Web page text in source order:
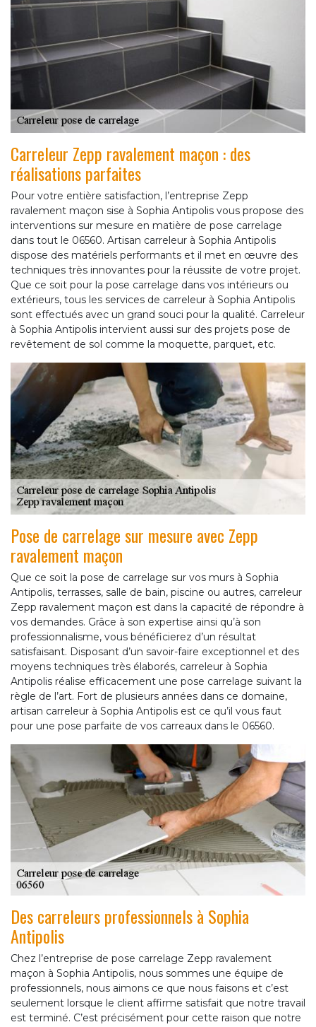
Carreleur Zepp ravalement maçon : des
réalisations parfaites
Pour votre entière satisfaction, l’entreprise Zepp
ravalement maçon sise à Sophia Antipolis vous propose des
interventions sur mesure en matière de pose carrelage
dans tout le 06560. Artisan carreleur à Sophia Antipolis
dispose des matériels performants et il met en œuvre des
techniques très innovantes pour la réussite de votre projet.
Que ce soit pour la pose carrelage dans vos intérieurs ou
extérieurs, tous les services de carreleur à Sophia Antipolis
sont effectués avec un grand souci pour la qualité. Carreleur
à Sophia Antipolis intervient aussi sur des projets pose de
revêtement de sol comme la moquette, parquet, etc.
Pose de carrelage sur mesure avec Zepp
ravalement maçon
Que ce soit la pose de carrelage sur vos murs à Sophia
Antipolis, terrasses, salle de bain, piscine ou autres, carreleur
Zepp ravalement maçon est dans la capacité de répondre à
vos demandes. Grâce à son expertise ainsi qu’à son
professionnalisme, vous bénéficierez d’un résultat
satisfaisant. Disposant d’un savoir-faire exceptionnel et des
moyens techniques très élaborés, carreleur à Sophia
Antipolis réalise efficacement une pose carrelage suivant la
règle de l’art. Fort de plusieurs années dans ce domaine,
artisan carreleur à Sophia Antipolis est ce qu’il vous faut
pour une pose parfaite de vos carreaux dans le 06560.
Des carreleurs professionnels à Sophia
Antipolis
Chez l’entreprise de pose carrelage Zepp ravalement
maçon à Sophia Antipolis, nous sommes une équipe de
professionnels, nous aimons ce que nous faisons et c’est
seulement lorsque le client affirme satisfait que notre travail
est terminé. C’est précisément pour cette raison que notre